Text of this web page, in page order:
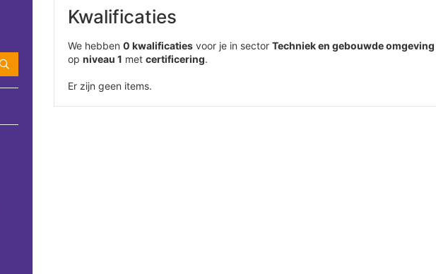
Kwalificaties
We hebben 0 kwalificaties voor je in sector Techniek en gebouwde omgeving
op niveau 1 met certificering.
Er zijn geen items.